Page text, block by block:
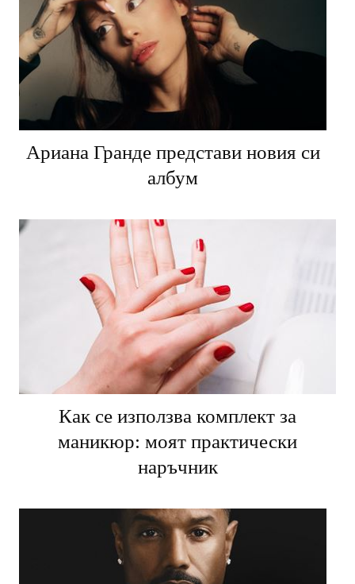
Ариана Гранде представи новия си
албум
Как се използва комплект за
маникюр: моят практически
наръчник